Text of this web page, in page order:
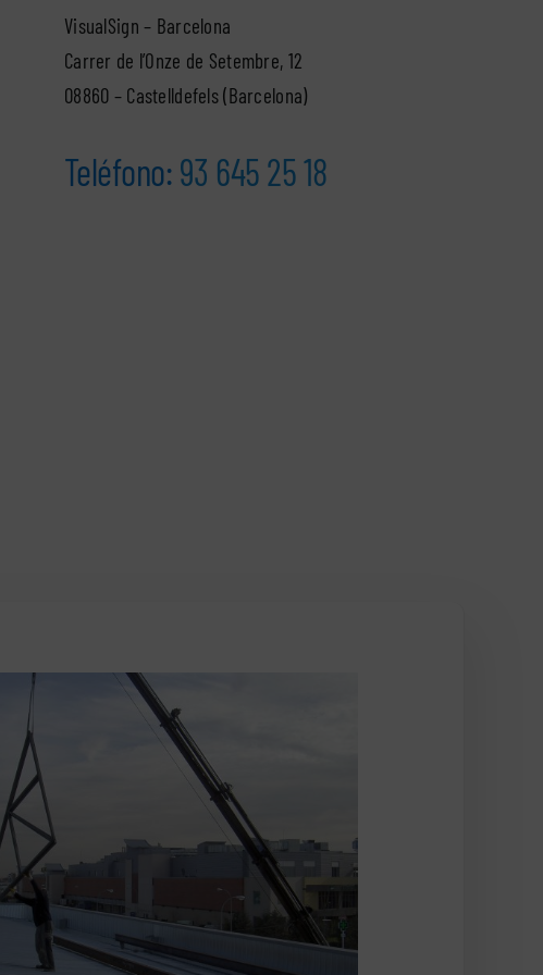
VisualSign – Barcelona
Carrer de l’Onze de Setembre, 12
08860 – Castelldefels (Barcelona)
Teléfono:93 645 25 18